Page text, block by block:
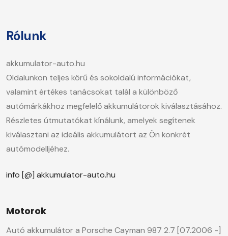
Rólunk
akkumulator-auto.hu
Oldalunkon teljes körű és sokoldalú információkat,
valamint értékes tanácsokat talál a különböző
autómárkákhoz megfelelő akkumulátorok kiválasztásához.
Részletes útmutatókat kínálunk, amelyek segítenek
kiválasztani az ideális akkumulátort az Ön konkrét
autómodelljéhez.
info [@] akkumulator-auto.hu
Motorok
Autó akkumulátor a Porsche Cayman 987 2.7 [07.2006 -]